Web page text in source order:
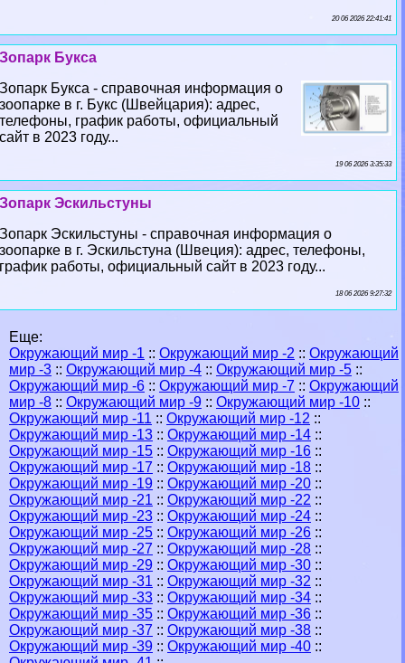
20 06 2026 22:41:41
Зопарк Букса
Зопарк Букса - справочная информация о
зоопарке в г. Букс (Швейцария): адрес,
телефоны, график работы, официальный
сайт в 2023 году...
19 06 2026 3:35:33
Зопарк Эскильстуны
Зопарк Эскильстуны - справочная информация о
зоопарке в г. Эскильстуна (Швеция): адрес, телефоны,
график работы, официальный сайт в 2023 году...
18 06 2026 9:27:32
Еще:
Окружающий мир -1 :: Окружающий мир -2 :: Окружающий
мир -3 :: Окружающий мир -4 :: Окружающий мир -5 ::
Окружающий мир -6 :: Окружающий мир -7 :: Окружающий
мир -8 :: Окружающий мир -9 :: Окружающий мир -10 ::
Окружающий мир -11 :: Окружающий мир -12 ::
Окружающий мир -13 :: Окружающий мир -14 ::
Окружающий мир -15 :: Окружающий мир -16 ::
Окружающий мир -17 :: Окружающий мир -18 ::
Окружающий мир -19 :: Окружающий мир -20 ::
Окружающий мир -21 :: Окружающий мир -22 ::
Окружающий мир -23 :: Окружающий мир -24 ::
Окружающий мир -25 :: Окружающий мир -26 ::
Окружающий мир -27 :: Окружающий мир -28 ::
Окружающий мир -29 :: Окружающий мир -30 ::
Окружающий мир -31 :: Окружающий мир -32 ::
Окружающий мир -33 :: Окружающий мир -34 ::
Окружающий мир -35 :: Окружающий мир -36 ::
Окружающий мир -37 :: Окружающий мир -38 ::
Окружающий мир -39 :: Окружающий мир -40 ::